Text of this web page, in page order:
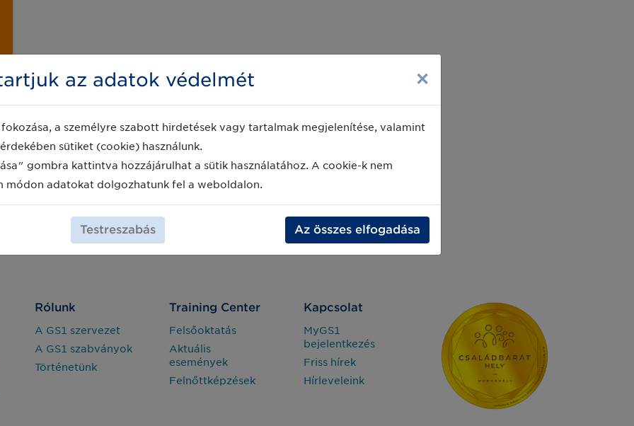
Rólunk
A GS1 szervezet
A GS1 szabványok
Történetünk
Training Center
Felsőoktatás
Aktuális
események
Felnőttképzések
Kapcsolat
MyGS1
bejelentkezés
Friss hírek
Hírleveleink
az adatok védelmét ×
a személyre szabott hirdetések vagy tartalmak megjelenítése, valamint
sütiket (cookie) használunk.
gombra kattintva hozzájárulhat a sütik használatához. A cookie-k nem
módon adatokat dolgozhatunk fel a weboldalon.
Testreszabás Az összes elfogadása